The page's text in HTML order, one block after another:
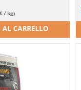
/ kg)
CARRELLO